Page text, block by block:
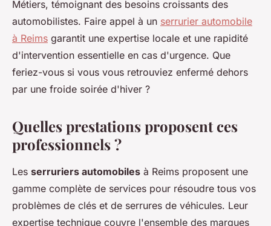
Métiers, témoignant des besoins croissants des
automobilistes. Faire appel à un serrurier automobile
à Reims garantit une expertise locale et une rapidité
d'intervention essentielle en cas d'urgence. Que
feriez-vous si vous vous retrouviez enfermé dehors
par une froide soirée d'hiver ?
Quelles prestations proposent ces
professionnels ?
Les serruriers automobiles à Reims proposent une
gamme complète de services pour résoudre tous vos
problèmes de clés et de serrures de véhicules. Leur
expertise technique couvre l'ensemble des marques